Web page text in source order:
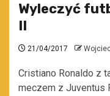
Wyleczyć
II
21/04/2017
Cristiano Ronaldo z
meczem z Juventus